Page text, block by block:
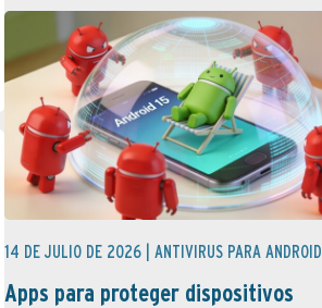
14 DE JULIO DE 2026 | ANTIVIRUS PARA ANDROID
Apps para proteger dispositivos